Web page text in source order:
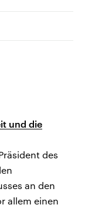
und die
des
an den
allem einen